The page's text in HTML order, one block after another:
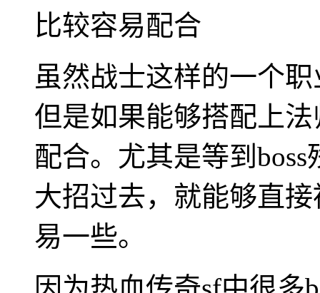
比较容易配合
虽然战士这样的一个
但是如果能够搭配上
配合。尤其是等到
大招过去，就能够直
易一些。